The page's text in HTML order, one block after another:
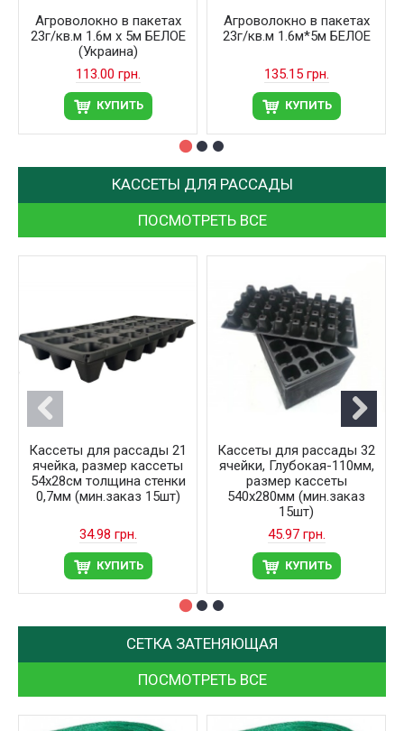
Агроволокно в пакетах
23г/кв.м 1.6м х 5м БЕЛОЕ
(Украина)
113.00 грн.
КУПИТЬ
Агроволокно в пакетах
23г/кв.м 1.6м*5м БЕЛОЕ
135.15 грн.
КУПИТЬ
КАССЕТЫ ДЛЯ РАССАДЫ
ПОСМОТРЕТЬ ВСЕ
Кассеты для рассады 21
ячейка, размер кассеты
54х28см толщина стенки
0,7мм (мин.заказ 15шт)
34.98 грн.
КУПИТЬ
Кассеты для рассады 32
ячейки, Глубокая-110мм,
размер кассеты
540х280мм (мин.заказ
15шт)
45.97 грн.
КУПИТЬ
СЕТКА ЗАТЕНЯЮЩАЯ
ПОСМОТРЕТЬ ВСЕ